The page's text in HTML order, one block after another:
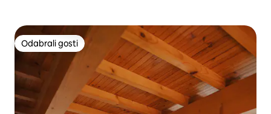
Odabrali gosti
Odabrali gosti